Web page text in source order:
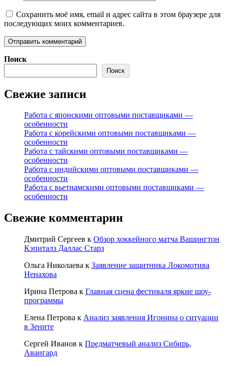
Сохранить моё имя, email и адрес сайта в этом браузере для
последующих моих комментариев.
Поиск
Поиск
Свежие записи
Работа с японскими оптовыми поставщиками —
особенности
Работа с корейскими оптовыми поставщиками —
особенности
Работа с тайскими оптовыми поставщиками —
особенности
Работа с индийскими оптовыми поставщиками —
особенности
Работа с вьетнамскими оптовыми поставщиками —
особенности
Свежие комментарии
Дмитрий Сергеев к Обзор хоккейного матча Вашингтон
Кэпиталз Даллас Старз
Ольга Николаева к Заявление защитника Локомотива
Ненахова
Ирина Петрова к Главная сцена фестиваля яркие шоу-
программы
Елена Петрова к Анализ заявления Игонина о ситуации
в Зените
Сергей Иванов к Предматчевый анализ Сибирь,
Авангард